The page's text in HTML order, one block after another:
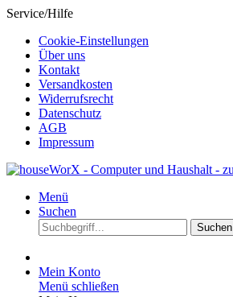
Service/Hilfe
Cookie-Einstellungen
Über uns
Kontakt
Versandkosten
Widerrufsrecht
Datenschutz
AGB
Impressum
Menü
Suchen
Suchen
Mein Konto
Menü schließen